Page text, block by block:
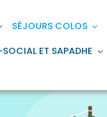
SÉJOURS COLOS
ET SAPADHE